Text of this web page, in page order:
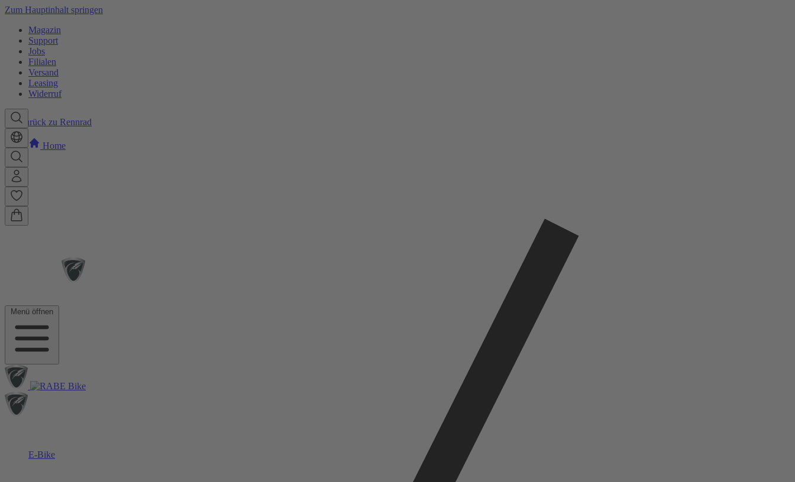
Zum Hauptinhalt springen
Magazin
Support
Jobs
Filialen
Versand
Leasing
Widerruf
Menü öffnen
E-Bike
Zurück zu Rennrad
Home